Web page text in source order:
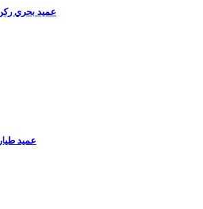
عميد بحري
عميد